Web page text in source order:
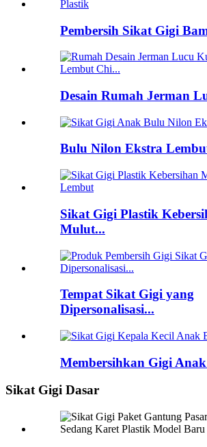
Pembersih Sikat Gigi
Desain Rumah Jerman
Bulu Nilon Ekstra
Sikat Gigi Plastik
Mulut...
Tempat Sikat Gigi yang
Dipersonalisasi...
Membersihkan Gigi
Sikat Gigi Dasar